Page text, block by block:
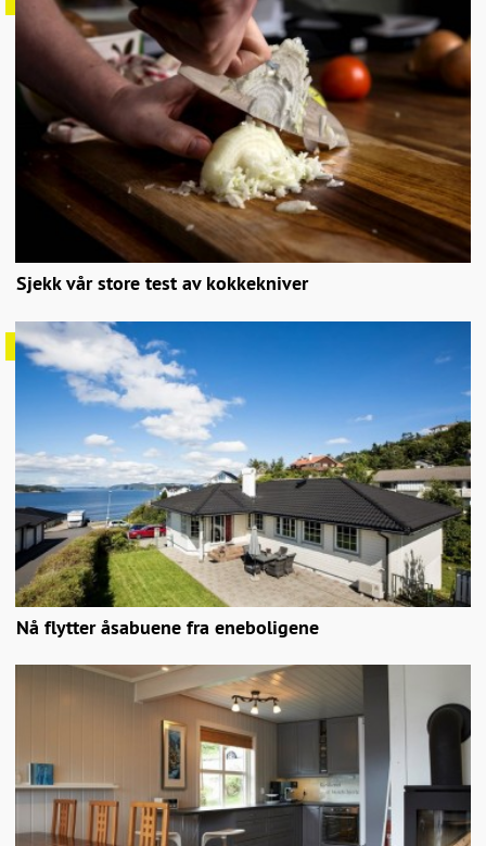
Sjekk vår store test av kokkekniver
Nå flytter åsabuene fra eneboligene